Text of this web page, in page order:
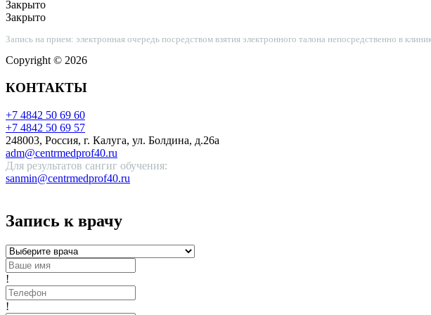
Закрыто
Закрыто
Запись на прием: электронная очередь посредством взятия электронного талона непосредственно в
Copyright © 2026
КОНТАКТЫ
+7 4842 50 69 60
+7 4842 50 69 57
248003, Россия, г. Калуга, ул. Болдина, д.26а
adm@centrmedprof40.ru
Для результатов сангиг обучения:
sanmin@centrmedprof40.ru
Запись к врачу
!
!